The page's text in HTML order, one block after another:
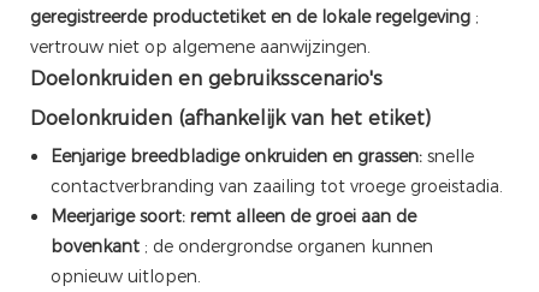
geregistreerde productetiket en de lokale regelgeving ;
vertrouw niet op algemene aanwijzingen.
Doelonkruiden en gebruiksscenario's
Doelonkruiden (afhankelijk van het etiket)
Eenjarige breedbladige onkruiden en grassen:snelle
contactverbranding van zaailing tot vroege groeistadia.
Meerjarige soort: remt alleen de groei aan de
bovenkant; de ondergrondse organen kunnen
opnieuw uitlopen.